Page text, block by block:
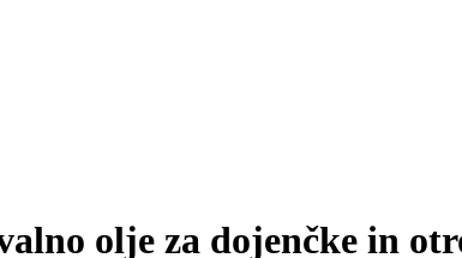
olje za dojenčke in